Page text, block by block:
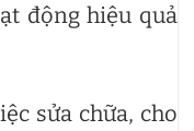
động hiệu quả
sửa chữa, cho